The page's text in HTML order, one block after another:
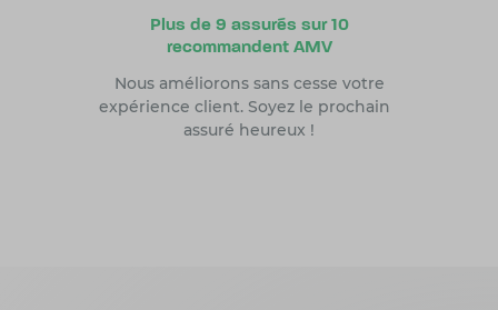
Plus de 9 assurés sur 10
recommandent AMV
Nous améliorons sans cesse votre
expérience client. Soyez le prochain
assuré heureux !